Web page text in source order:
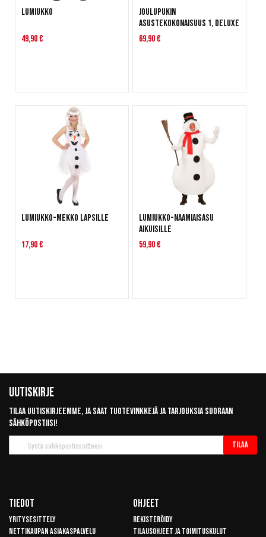
Lumiukko
49,90 €
Joulupukin
asustekokonaisuus 1, deluxe
69,90 €
Lumiukko-mekko lapsille
17,90 €
Lumiukko-naamiaisasu
aikuisille
59,90 €
Uutiskirje
Tilaa uutiskirjeemme, ja saat tuotevinkkejä ja tarjouksia suoraan
sähköpostiisi!
uutiskirje
Tilaa
Tiedot
Yritysesittely
Nettikaupan asiakaspalvelu
Ohjeet
Rekisteröidy
Tilausohjeet ja toimituskulut